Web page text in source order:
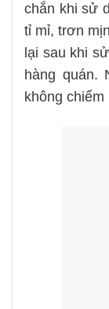
chắn khi sử
tỉ mỉ, trơn
lại sau khi
hàng quán.
không